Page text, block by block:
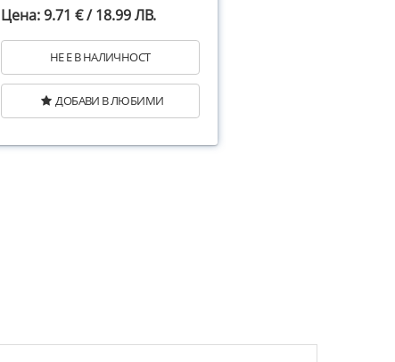
Цена: 9.71 € / 18.99 ЛВ.
НЕ Е В НАЛИЧНОСТ
ДОБАВИ В ЛЮБИМИ